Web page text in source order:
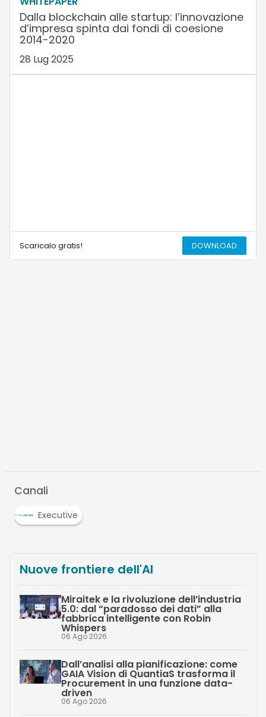
Dalla blockchain alle startup: l’innovazione
d’impresa spinta dai fondi di coesione
2014-2020
28 Lug 2025
Scaricalo gratis! DOWNLOAD
Canali
Executive
Nuove frontiere dell'AI
Miraitek e la rivoluzione dell’industria
5.0: dal “paradosso dei dati” alla
fabbrica intelligente con Robin
Whispers
06 Ago 2026
Dall’analisi alla pianificazione: come
GAIA Vision di QuantiaS trasforma il
Procurement in una funzione data-
driven
06 Ago 2026